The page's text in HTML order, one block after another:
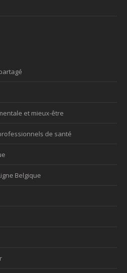
et mieux-être
de santé
Belgique